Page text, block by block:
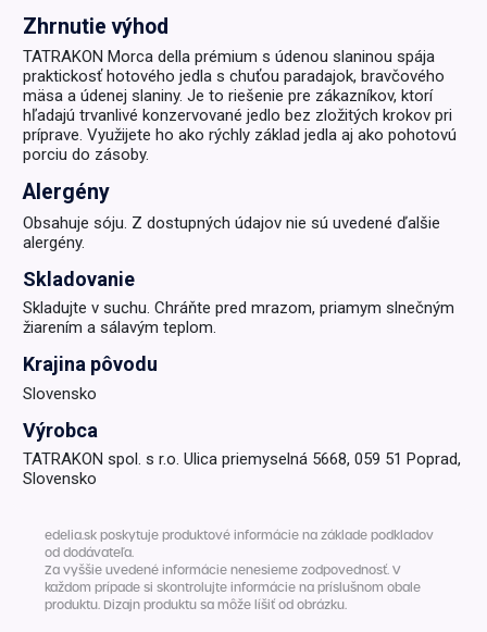
Zhrnutie výhod
TATRAKON Morca della prémium s údenou slaninou spája
praktickosť hotového jedla s chuťou paradajok, bravčového
mäsa a údenej slaniny. Je to riešenie pre zákazníkov, ktorí
hľadajú trvanlivé konzervované jedlo bez zložitých krokov pri
príprave. Využijete ho ako rýchly základ jedla aj ako pohotovú
porciu do zásoby.
Alergény
Obsahuje sóju. Z dostupných údajov nie sú uvedené ďalšie
alergény.
Skladovanie
Skladujte v suchu. Chráňte pred mrazom, priamym slnečným
žiarením a sálavým teplom.
Krajina pôvodu
Slovensko
Výrobca
TATRAKON spol. s r.o. Ulica priemyselná 5668, 059 51 Poprad,
Slovensko
edelia.sk poskytuje produktové informácie na základe podkladov
od dodávateľa.
Za vyššie uvedené informácie nenesieme zodpovednosť. V
každom prípade si skontrolujte informácie na príslušnom obale
produktu. Dizajn produktu sa môže líšiť od obrázku.